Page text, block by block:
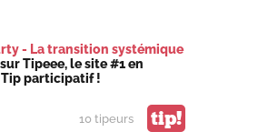
- La transition systémique
Tipeee, le site #1 en
Tip participatif !
10 tipeurs tip!